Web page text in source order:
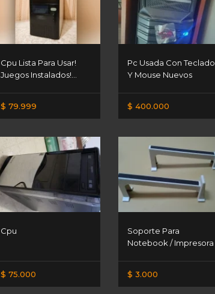
Cpu Lista Para Usar!
Juegos Instalados!...
$ 79.999
Pc Usada Con Teclado
Y Mouse Nuevos
$ 400.000
Cpu
$ 75.000
Soporte Para
Notebook / Impresora
$ 3.000